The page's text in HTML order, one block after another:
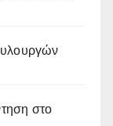
στο